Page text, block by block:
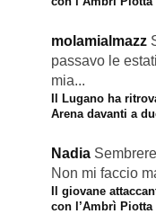
molamialmazz
passavo le
mia...
Il Lugano ha
Arena davanti a
Nadia
Non mi faccio
Il giovane
con l’Ambrì Piotta